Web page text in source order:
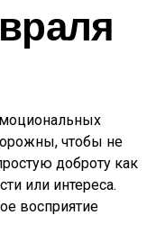
чтобы не
доброту как
или интереса.
восприятие